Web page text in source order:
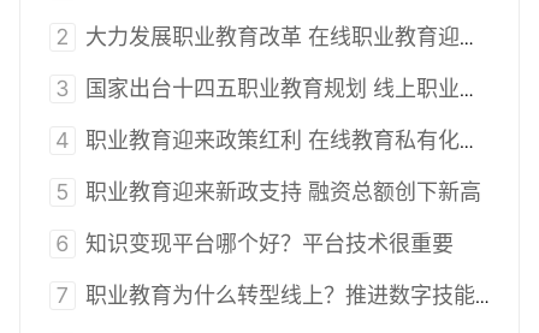
2 大力发展职业教育改革 在线职业教育迎来利好
3 国家出台十四五职业教育规划 线上职业教育迎来新风
4 职业教育迎来政策红利 在线教育私有化怎么做？
5 职业教育迎来新政支持 融资总额创下新高
6 知识变现平台哪个好？平台技术很重要
7 职业教育为什么转型线上？推进数字技能培训意义重大